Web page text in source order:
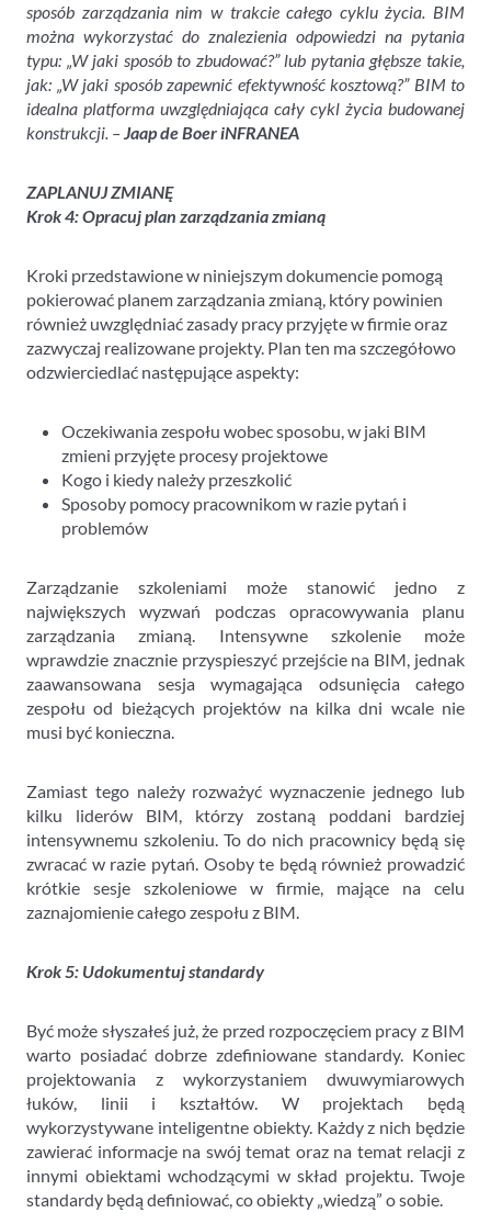
sposób zarządzania nim w trakcie całego cyklu życia. BIM
można wykorzystać do znalezienia odpowiedzi na pytania
typu: „W jaki sposób to zbudować?” lub pytania głębsze takie,
jak: „W jaki sposób zapewnić efektywność kosztową?” BIM to
idealna platforma uwzględniająca cały cykl życia budowanej
konstrukcji. –Jaap de Boer iNFRANEA
ZAPLANUJ ZMIANĘ
Krok 4: Opracuj plan zarządzania zmianą
Kroki przedstawione w niniejszym dokumencie pomogą
pokierować planem zarządzania zmianą, który powinien
również uwzględniać zasady pracy przyjęte w firmie oraz
zazwyczaj realizowane projekty. Plan ten ma szczegółowo
odzwierciedlać następujące aspekty:
Oczekiwania zespołu wobec sposobu, w jaki BIM
zmieni przyjęte procesy projektowe
Kogo i kiedy należy przeszkolić
Sposoby pomocy pracownikom w razie pytań i
problemów
Zarządzanie szkoleniami może stanowić jedno z
największych wyzwań podczas opracowywania planu
zarządzania zmianą. Intensywne szkolenie może
wprawdzie znacznie przyspieszyć przejście na BIM, jednak
zaawansowana sesja wymagająca odsunięcia całego
zespołu od bieżących projektów na kilka dni wcale nie
musi być konieczna.
Zamiast tego należy rozważyć wyznaczenie jednego lub
kilku liderów BIM, którzy zostaną poddani bardziej
intensywnemu szkoleniu. To do nich pracownicy będą się
zwracać w razie pytań. Osoby te będą również prowadzić
krótkie sesje szkoleniowe w firmie, mające na celu
zaznajomienie całego zespołu z BIM.
Krok 5: Udokumentuj standardy
Być może słyszałeś już, że przed rozpoczęciem pracy z BIM
warto posiadać dobrze zdefiniowane standardy. Koniec
projektowania z wykorzystaniem dwuwymiarowych
łuków, linii i kształtów. W projektach będą
wykorzystywane inteligentne obiekty. Każdy z nich będzie
zawierać informacje na swój temat oraz na temat relacji z
innymi obiektami wchodzącymi w skład projektu. Twoje
standardy będą definiować, co obiekty „wiedzą” o sobie.